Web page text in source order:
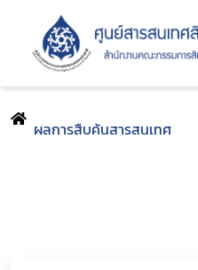
ผลการสืบค้นสารสนเทศ